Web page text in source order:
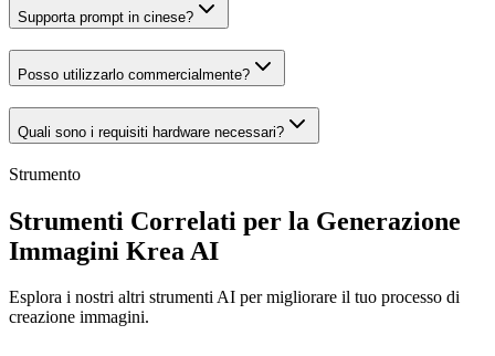
Supporta prompt in cinese?
Posso utilizzarlo commercialmente?
Quali sono i requisiti hardware necessari?
Strumento
Strumenti Correlati per la Generazione
Immagini Krea AI
Esplora i nostri altri strumenti AI per migliorare il tuo processo di
creazione immagini.